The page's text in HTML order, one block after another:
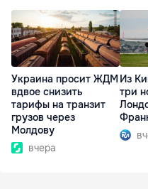
Украина просит ЖДМ
вдвое снизить
тарифы на транзит
грузов через
Молдову
вчера
Из
три